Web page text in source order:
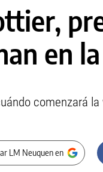
en
comenzará
LM Neuquen en